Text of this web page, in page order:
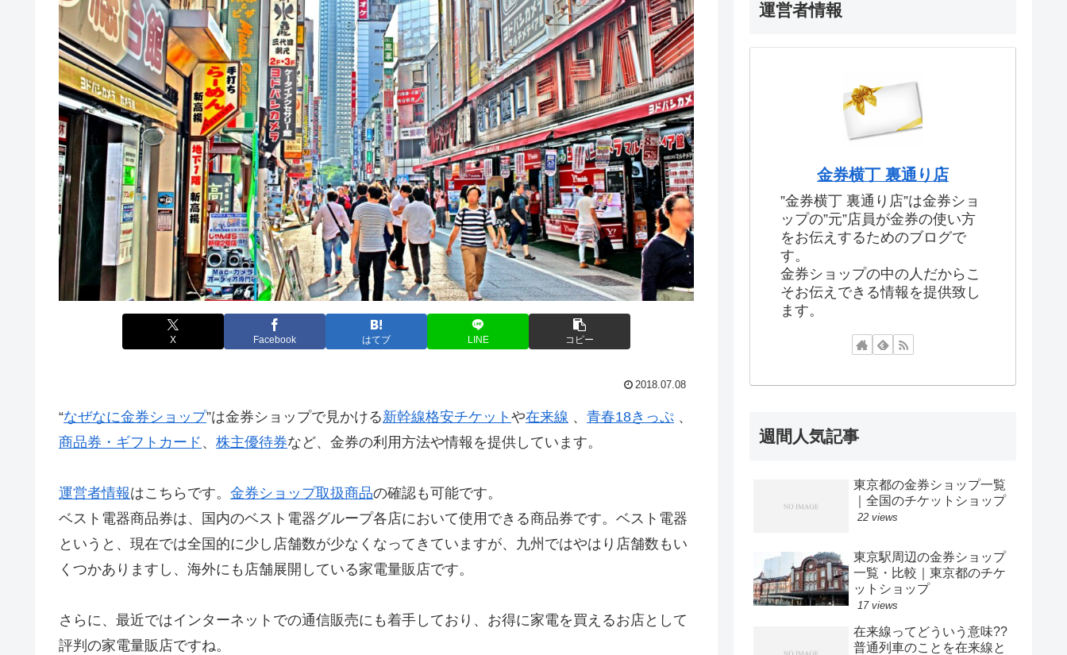
X Facebook はてブ LINE コピー
2018.07.08
“なぜなに金券ショップ”は金券ショップで見かける新幹線格安チケット や在来線 、 青春18きっぷ 、
商品券・ギフトカード 、 株主優待券など、金券の利用方法や情報を提供しています。
運営者情報はこちらです。 金券ショップ取扱商品の確認も可能です。
ベスト電器商品券は、国内のベスト電器グループ各店において使用できる商品券です。ベスト電器
というと、現在では全国的に少し店舗数が少なくなってきていますが、九州ではやはり店舗数もい
くつかありますし、海外にも店舗展開している家電量販店です。
さらに、最近ではインターネットでの通信販売にも着手しており、お得に家電を買えるお店として
評判の家電量販店ですね。
運営者情報
金券横丁 裏通り店
”金券横丁 裏通り店”は金券ショ
ップの”元”店員が金券の使い方
をお伝えするためのブログで
す。
金券ショップの中の人だからこ
そお伝えできる情報を提供致し
ます。
週間人気記事
東京都の金券ショップ一覧
｜全国のチケットショップ
22 views
東京駅周辺の金券ショップ
一覧・比較｜東京都のチケ
ットショップ
17 views
在来線ってどういう意味??
普通列車のことを在来線と